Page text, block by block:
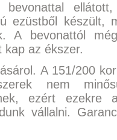
bevonattal ellátott,
ezüstből készült,
A bevonattól
kap az ékszer.
A 151/200
nem
ezért ezekre
vállalni.